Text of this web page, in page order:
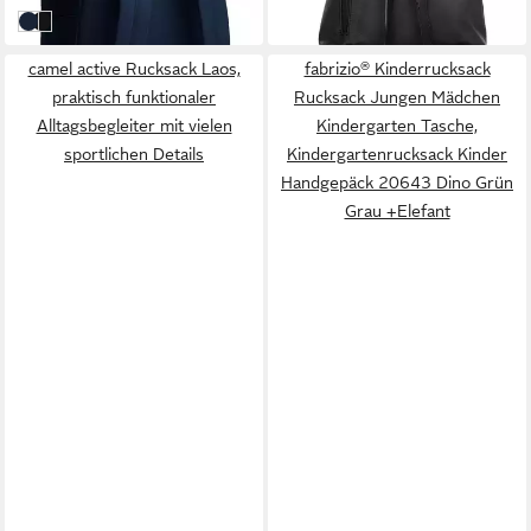
nachtblau
schwarz
camel active Rucksack Laos,
praktisch funktionaler
Alltagsbegleiter mit vielen
sportlichen Details
fabrizio® Kinderrucksack
Rucksack Jungen Mädchen
Kindergarten Tasche,
Kindergartenrucksack Kinder
Handgepäck 20643 Dino Grün
Grau +Elefant